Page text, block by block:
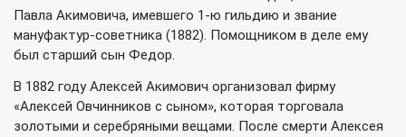
Павла Акимовича, имевшего 1-ю гильдию и звание
мануфактур-советника (1882). Помощником в деле ему
был старший сын Федор.
В 1882 году Алексей Акимович организовал фирму
«Алексей Овчинников с сыном», которая торговала
золотыми и серебряными вещами. После смерти Алексея